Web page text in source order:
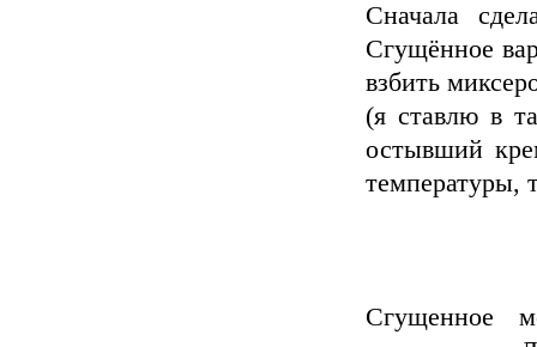
Сначала
Сгущённое
взбить
(я ставлю в
остывший
температуры,
Сгущенное